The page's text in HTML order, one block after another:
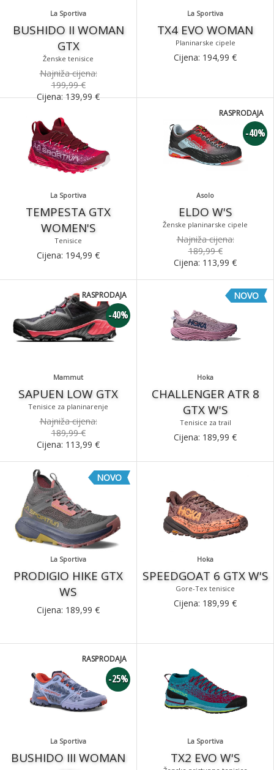
La Sportiva
BUSHIDO II WOMAN
GTX
Ženske tenisice
Najniža cijena:
199,99 €
Cijena:139,99€
La Sportiva
TX4 EVO WOMAN
Planinarske cipele
Cijena: 194,99 €
La Sportiva
TEMPESTA GTX
WOMEN'S
Tenisice
Cijena: 194,99 €
Asolo
ELDO W'S
Ženske planinarske cipele
-40%
RASPRODAJA
Najniža cijena:
189,99 €
Cijena: 113,99 €
Mammut
SAPUEN LOW GTX
Tenisice za planinarenje
-40%
RASPRODAJA
Najniža cijena:
189,99 €
Cijena: 113,99 €
Hoka
CHALLENGER ATR 8
GTX W'S
Tenisice za trail
NOVO
Cijena: 189,99 €
La Sportiva
PRODIGIO HIKE GTX
WS
NOVO
Cijena: 189,99 €
Hoka
SPEEDGOAT 6 GTX W'S
Gore-Tex tenisice
Cijena: 189,99 €
La Sportiva
BUSHIDO III WOMAN
-25%
RASPRODAJA
La Sportiva
TX2 EVO W'S